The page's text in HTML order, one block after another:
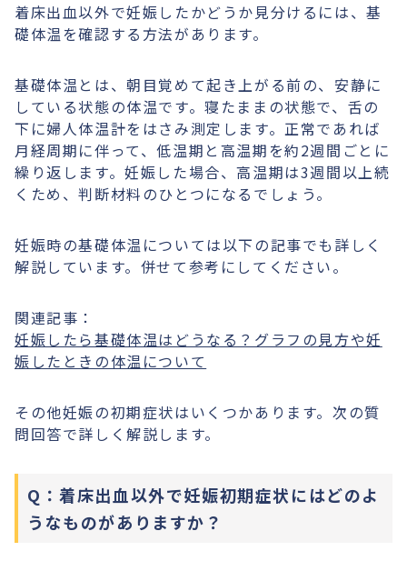
着床出血以外で妊娠したかどうか見分けるには、基
礎体温を確認する方法があります。
基礎体温とは、朝目覚めて起き上がる前の、安静に
している状態の体温です。寝たままの状態で、舌の
下に婦人体温計をはさみ測定します。正常であれば
月経周期に伴って、低温期と高温期を約2週間ごとに
繰り返します。妊娠した場合、高温期は3週間以上続
くため、判断材料のひとつになるでしょう。
妊娠時の基礎体温については以下の記事でも詳しく
解説しています。併せて参考にしてください。
関連記事：
妊娠したら基礎体温はどうなる？グラフの見方や妊
娠したときの体温について
その他妊娠の初期症状はいくつかあります。次の質
問回答で詳しく解説します。
Q：着床出血以外で妊娠初期症状にはどのよ
うなものがありますか？